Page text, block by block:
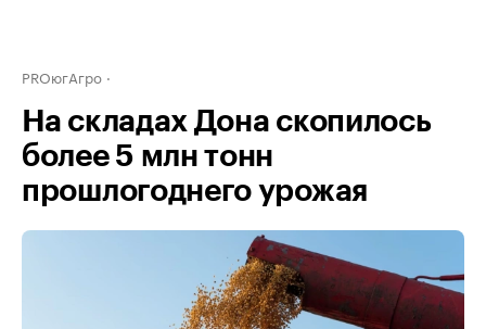
PROюгАгро
На складах Дона скопилось
более 5 млн тонн
прошлогоднего урожая